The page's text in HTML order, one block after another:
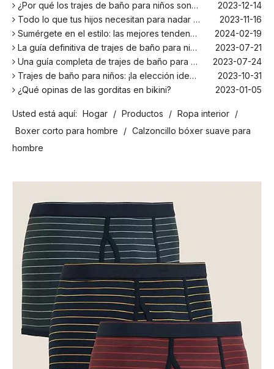
¿Por qué los trajes de baño para niños son más cómodos con elastano?
2023-12-14
Todo lo que tus hijos necesitan para nadar este verano
2023-11-16
Sumérgete en el estilo: las mejores tendencias en trajes de baño para niños de la temporada
2024-02-19
La guía definitiva de trajes de baño para niños: comodidad, diseño y seguridad
2023-07-21
Una guía completa de trajes de baño para niños: comodidad, estilo y seguridad para divertirse bajo el sol
2023-07-24
Trajes de baño para niños: ¡la elección ideal para tus hijos!
2023-10-31
¿Qué opinas de las gorditas en bikini?
2023-01-05
¡El principal fabricante de trajes de baño en Bali!
2024-02-22
¡Date un chapuzón con los trajes de baño para niños más populares de la temporada!
2024-02-02
Como cualquier otro traje, el bañador infantil: un espacio agradable para relajarse en la playa
Sumérgete en el estilo: las mejores tendencias en trajes de baño para niños de la temporada
La guía definitiva de trajes de baño para niños: comodidad, diseño y seguridad
Una guía completa de trajes de baño para niños: comodidad, estilo y seguridad para divertirse bajo el sol
Usted está aquí: Hogar / Productos / Ropa interior /
Boxer corto para hombre
/ Calzoncillo bóxer suave para
hombre